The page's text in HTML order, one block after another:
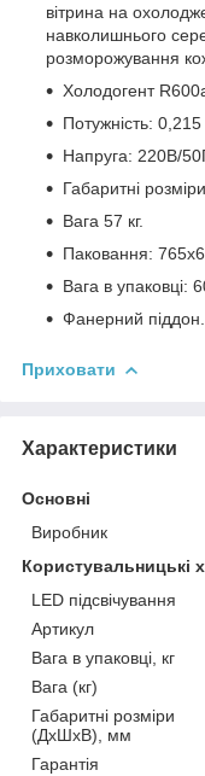
вітрина на
навколишнього
розморожування
Холодогент
Потужність: 0,215
Напруга: 220В/
Габаритні
Вага 57 кг.
Паковання:
Вага в упаковці:
Фанерний піддон.
Приховати
Характеристики
Основні
Виробник
Користувальницькі
LED підсвічування
Артикул
Вага в упаковці, кг
Вага (кг)
Габаритні розміри
(ДхШхВ), мм
Гарантія